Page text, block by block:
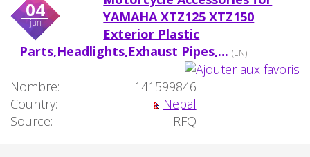
04
jun
YAMAHA XTZ125 XTZ150
Exterior Plastic
Parts,Headlights,Exhaust Pipes,... (EN)
Nombre:
141599846
Country:
Nepal
Source:
RFQ